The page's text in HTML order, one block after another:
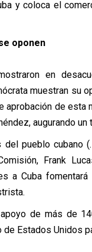
y coloca el
oponen
en
muestran su
de esta
augurando
del pueblo cubano
Frank
a Cuba
de más de
de Estados Unidos